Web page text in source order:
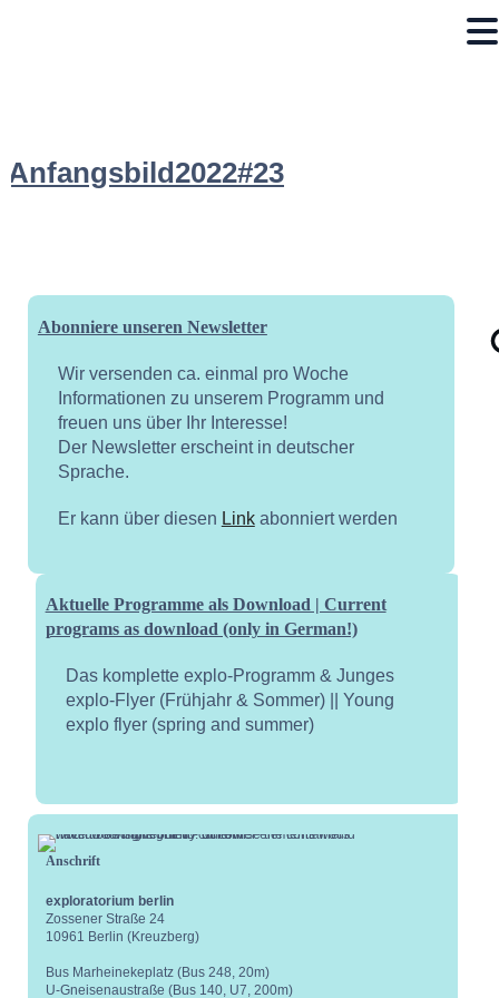
Anfangsbild2022#23
Abonniere unseren Newsletter
Wir versenden ca. einmal pro Woche
Informationen zu unserem Programm und
freuen uns über Ihr Interesse!
Der Newsletter erscheint in deutscher
Sprache.
Er kann über diesen Linkabonniert werden
Aktuelle Programme als Download | Current
programs as download (only in German!)
Das komplette explo-Programm & Junges
explo-Flyer (Frühjahr & Sommer) || Young
explo flyer (spring and summer)
Anschrift
exploratorium berlin
Zossener Straße 24
10961 Berlin (Kreuzberg)
Bus Marheinekeplatz (Bus 248, 20m)
U-Gneisenaustraße (Bus 140, U7, 200m)